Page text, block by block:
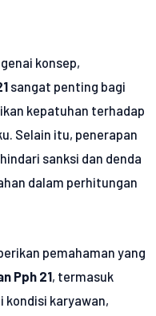
konsep,
sangat penting bagi
kepatuhan terhadap
Selain itu, penerapan
sanksi dan denda
dalam perhitungan
pemahaman yang
Pph 21, termasuk
karyawan,